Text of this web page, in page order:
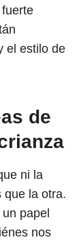
el estilo de
de
ni la
que la otra.
papel
nos